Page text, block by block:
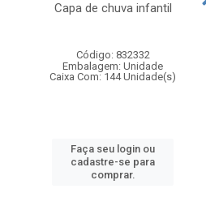
Capa de chuva infantil
Código: 832332
Embalagem: Unidade
Caixa Com: 144 Unidade(s)
Faça seu login ou
cadastre-se para
comprar.